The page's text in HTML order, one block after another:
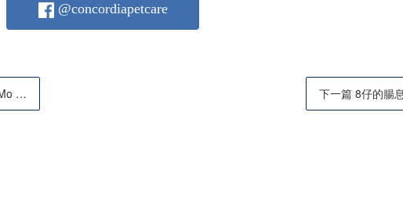
@concordiapetcare
< 上一篇 活潑的Mo Mo來到地球7個月了（Mo Mo 現7個多月大） 下一篇 8仔的腸